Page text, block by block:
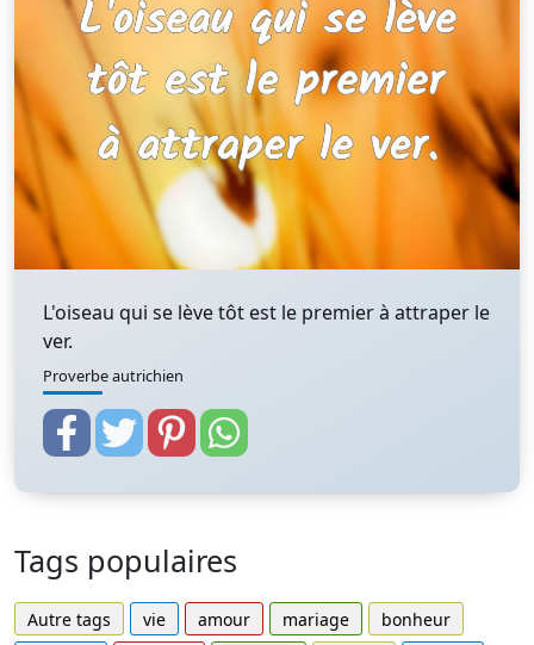
L'oiseau qui se lève tôt est le premier à attraper le
ver.
Proverbe autrichien
Tags populaires
Autre tags vie amour mariage
bonheur